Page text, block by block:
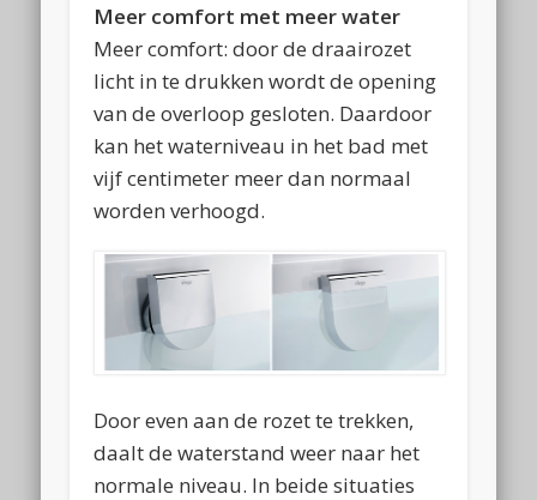
Meer comfort met meer water
Meer comfort: door de draairozet
licht in te drukken wordt de opening
van de overloop gesloten. Daardoor
kan het waterniveau in het bad met
vijf centimeter meer dan normaal
worden verhoogd.
Door even aan de rozet te trekken,
daalt de waterstand weer naar het
normale niveau. In beide situaties